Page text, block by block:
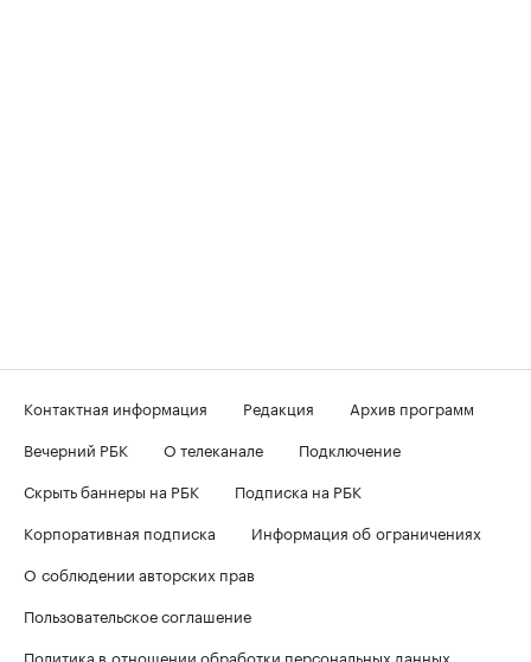
Контактная информация Редакция
Архив программ
Вечерний РБК
О телеканале
Подключение
Скрыть баннеры на РБК
Подписка на РБК
Корпоративная подписка
Информация об ограничениях
О соблюдении авторских прав
Пользовательское соглашение
Политика в отношении обработки персональных данных